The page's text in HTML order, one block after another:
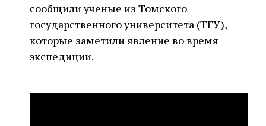
сообщили ученые из Томского
государственного университета (ТГУ),
которые заметили явление во время
экспедиции.